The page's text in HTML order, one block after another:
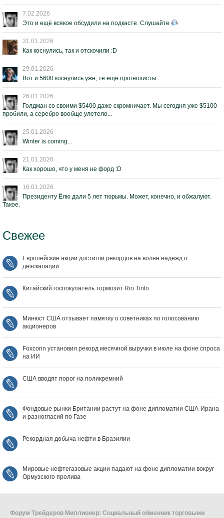
7.02.2026
Это и ещё всякое обсудили на подкасте. Слушайте
31.01.2026
Как коснулись, так и отскочили :D
29.01.2026
Вот и 5600 коснулись уже; те ещё прогнозисты
26.01.2026
Голдман со своими $5400 даже скромничает. Мы сегодня уже $5100
пробили, а серебро вообще улетело...
25.01.2026
Winter is coming...
21.01.2026
Как хорошо, что у меня не форд :D
16.01.2026
Президенту Ёлю дали 5 лет тюрьмы. Может, конечно, и обжалуют.
Такое.
Свежее
Европейские акции достигли рекордов на волне надежд о
деэскалации
Китайский госпокупатель тормозит Rio Tinto
Минюст США отзывает памятку о советниках по голосованию
акционеров
Foxconn установил рекорд месячной выручки в июле на фоне спроса
на ИИ
США вводят порог на поликремний
Фондовые рынки Британии растут на фоне дипломатии США‑Ирана
и разногласий по Газе
Рекордная добыча нефти в Бразилии
Мировые нефтегазовые акции падают на фоне дипломатии вокруг
Ормузского пролива
Форум Трейдеров Миллионер: Социальный обменник торговыми